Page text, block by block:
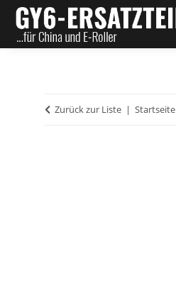
Zurück zur Liste Startseite